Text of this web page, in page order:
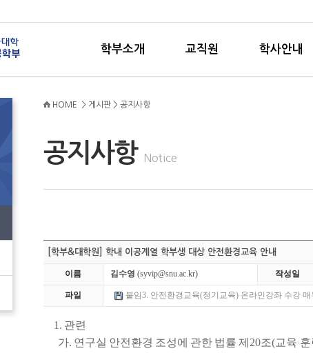
학부소개 교직원 학사안내
공지사항 Notice
HOME > 게시판 > 공지사항
[학부&대학원] 학내 이공계열 학부생 대상 안전환경교육 안내
이름 김수영 (syvip@snu.ac.kr) 작성일
파일 붙임3. 안전환경교육(정기교육) 온라인강좌 수강 매
1. 관련
가. 연구실 안전환경 조성에 관한 법률 제20조(교육·